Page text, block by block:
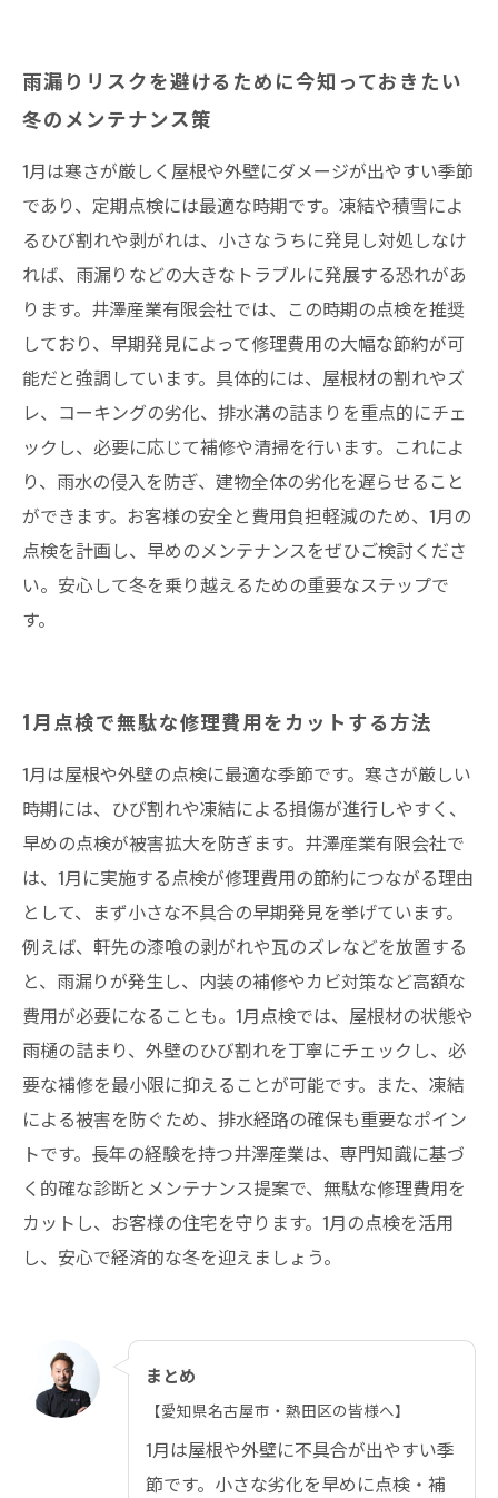
雨漏りリスクを避けるために今知っておきたい
冬のメンテナンス策
1月は寒さが厳しく屋根や外壁にダメージが出やすい季節
であり、定期点検には最適な時期です。凍結や積雪によ
るひび割れや剥がれは、小さなうちに発見し対処しなけ
れば、雨漏りなどの大きなトラブルに発展する恐れがあ
ります。井澤産業有限会社では、この時期の点検を推奨
しており、早期発見によって修理費用の大幅な節約が可
能だと強調しています。具体的には、屋根材の割れやズ
レ、コーキングの劣化、排水溝の詰まりを重点的にチェ
ックし、必要に応じて補修や清掃を行います。これによ
り、雨水の侵入を防ぎ、建物全体の劣化を遅らせること
ができます。お客様の安全と費用負担軽減のため、1月の
点検を計画し、早めのメンテナンスをぜひご検討くださ
い。安心して冬を乗り越えるための重要なステップで
す。
1月点検で無駄な修理費用をカットする方法
1月は屋根や外壁の点検に最適な季節です。寒さが厳しい
時期には、ひび割れや凍結による損傷が進行しやすく、
早めの点検が被害拡大を防ぎます。井澤産業有限会社で
は、1月に実施する点検が修理費用の節約につながる理由
として、まず小さな不具合の早期発見を挙げています。
例えば、軒先の漆喰の剥がれや瓦のズレなどを放置する
と、雨漏りが発生し、内装の補修やカビ対策など高額な
費用が必要になることも。1月点検では、屋根材の状態や
雨樋の詰まり、外壁のひび割れを丁寧にチェックし、必
要な補修を最小限に抑えることが可能です。また、凍結
による被害を防ぐため、排水経路の確保も重要なポイン
トです。長年の経験を持つ井澤産業は、専門知識に基づ
く的確な診断とメンテナンス提案で、無駄な修理費用を
カットし、お客様の住宅を守ります。1月の点検を活用
し、安心で経済的な冬を迎えましょう。
まとめ
【愛知県名古屋市・熱田区の皆様へ】
1月は屋根や外壁に不具合が出やすい季
節です。小さな劣化を早めに点検・補